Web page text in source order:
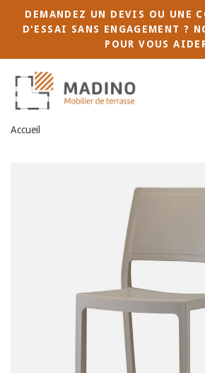
DEMANDEZ UN DEVIS OU UNE
D'ESSAI SANS ENGAGEMENT ?
POUR VOUS
Accueil